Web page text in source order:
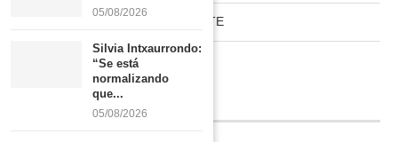
HABITAT RURAL AUTOSUFICIENTE
INFORMACIÓN
05/08/2026
Silvia Intxaurrondo:
“Se está
normalizando
que...
05/08/2026